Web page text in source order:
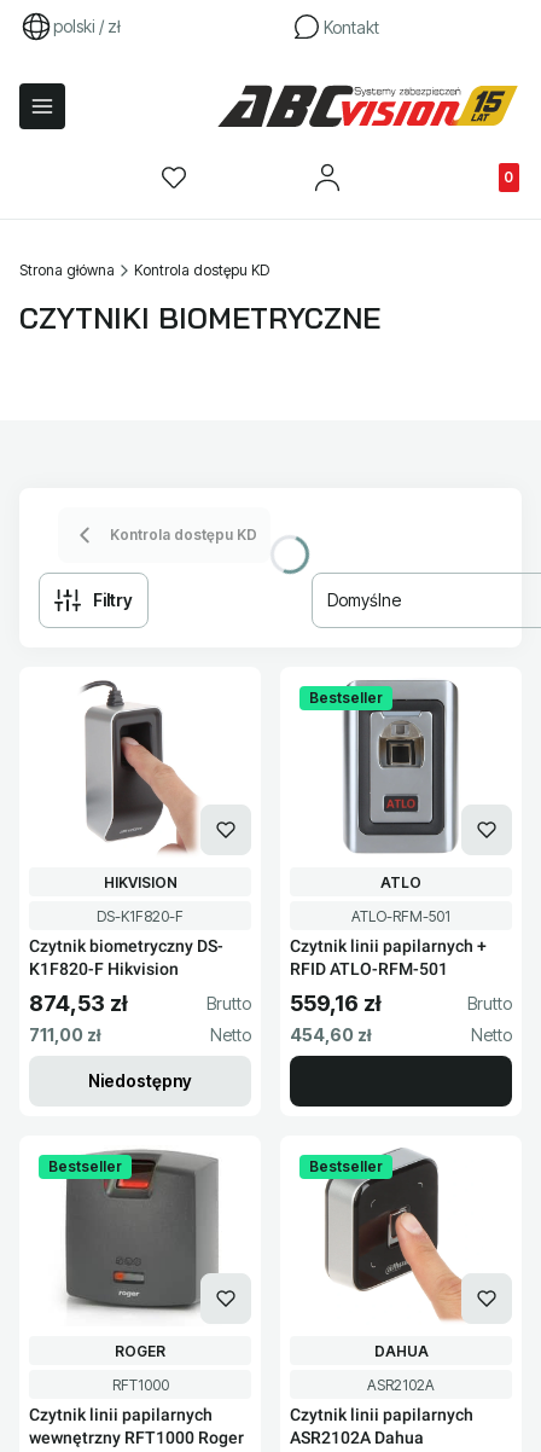
polski / zł Kontakt
Strona główna Kontrola dostępu KD
CZYTNIKI BIOMETRYCZNE
Kontrola dostępu KD
Filtry Domyślne
Kod produktu
DS-K1F820-F
Czytnik biometryczny DS-
K1F820-F Hikvision
PRODUCENT
HIKVISION
Cena brutto
874,53 zł
Cena netto
711,00 zł
Niedostępny
Bestseller
Kod produktu
ATLO-RFM-501
Czytnik linii papilarnych +
RFID ATLO-RFM-501
PRODUCENT
ATLO
Cena brutto
559,16 zł
Cena netto
454,60 zł
Bestseller
Kod produktu
RFT1000
Czytnik linii papilarnych
wewnętrzny RFT1000 Roger
PRODUCENT
ROGER
Bestseller
Kod produktu
ASR2102A
Czytnik linii papilarnych
ASR2102A Dahua
PRODUCENT
DAHUA